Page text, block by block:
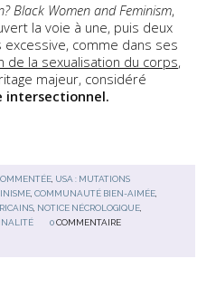
Black Women and Feminism,
la voie à une, puis deux
excessive, comme dans ses
de la sexualisation du corps,
majeur, considéré
intersectionnel.
, USA : MUTATIONS
,COMMUNAUTÉ BIEN-AIMÉE
NOTICE NÉCROLOGIQUE
0 COMMENTAIRE